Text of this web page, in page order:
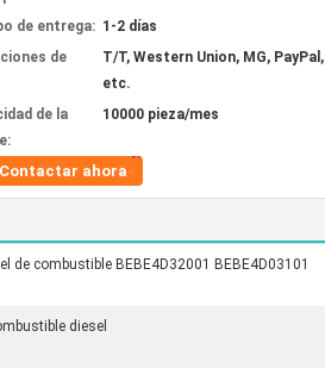
de entrega: 1-2 días
de
T/T, Western Union, MG, PayPal,
etc.
de la
10000 pieza/mes
Contactar ahora
de combustible BEBE4D32001 BEBE4D03101
diesel